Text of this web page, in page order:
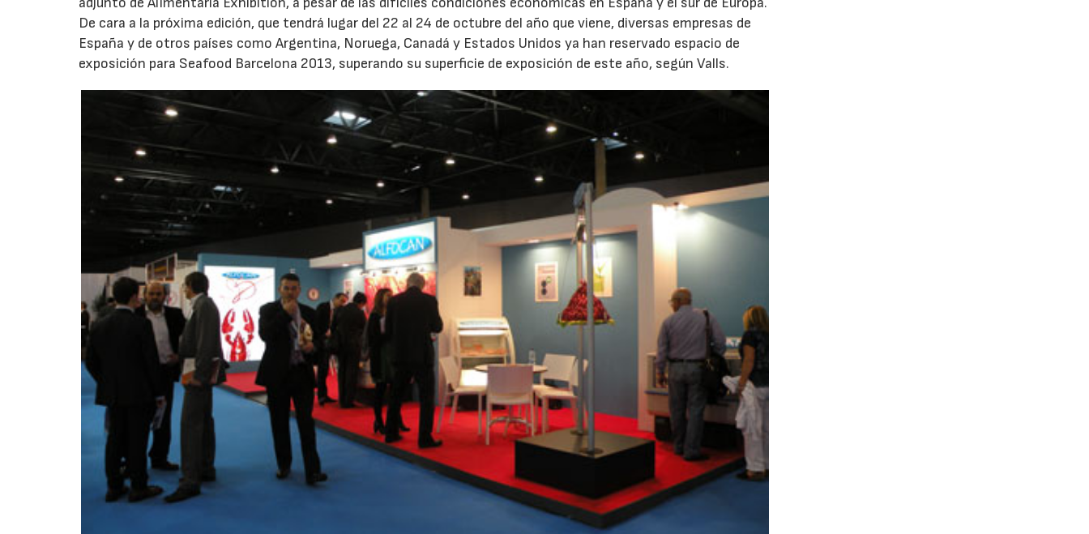
De cara a la próxima edición, que tendrá lugar del 22 al 24 de octubre del año que viene, diversas empresas de
España y de otros países como Argentina, Noruega, Canadá y Estados Unidos ya han reservado espacio de
exposición para Seafood Barcelona 2013, superando su superficie de exposición de este año, según Valls.